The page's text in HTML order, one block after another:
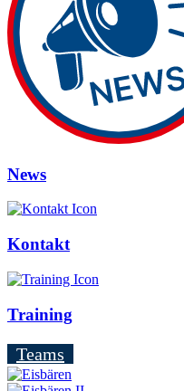
News
Kontakt
Training
Teams